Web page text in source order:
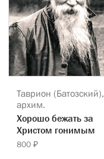
Таврион (Батозский),
архим.
Хорошо бежать за
Христом гонимым
800 ₽